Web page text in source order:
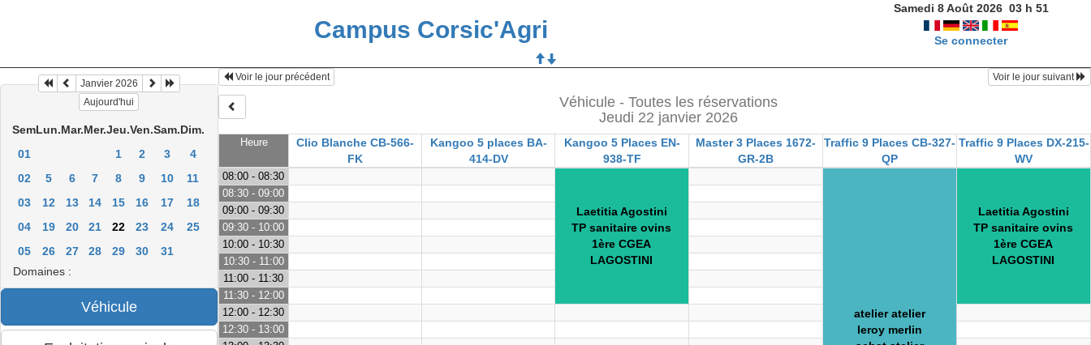
Campus Corsic'Agri
Samedi 8 Août 2026 03h 51
Se connecter
Janvier 2026
Aujourd'hui
SemLun.Mar.Mer.Jeu.Ven.Sam.Dim.
01
1 2 3
4
02
5 6 7 8 9 10
11
03
12 13 14 15 16 17
18
04
19 20 21 22 23 24
25
05
26 27 28 29 30
31
Domaines :
Heure
Clio Blanche CB-566-
FK
Kangoo 5 places BA-
414-DV
Kangoo 5 Places EN-
938-TF
Master 3 Places 1672-
GR-2B
Traffic 9 Places CB-327-
QP
Traffic 9 Places DX-215-
WV
Voir le jour précédent Voir le jour suivant
Véhicule - Toutes les réservations
Jeudi 22 janvier 2026
08:00 - 08:30
Laetitia Agostini
TP sanitaire ovins
1ère CGEA
LAGOSTINI
atelier atelier
leroy merlin
Laetitia Agostini
TP sanitaire ovins
1ère CGEA
LAGOSTINI
08:30 - 09:00
09:00 - 09:30
09:30 - 10:00
10:00 - 10:30
10:30 - 11:00
11:00 - 11:30
11:30 - 12:00
12:00 - 12:30
12:30 - 13:00